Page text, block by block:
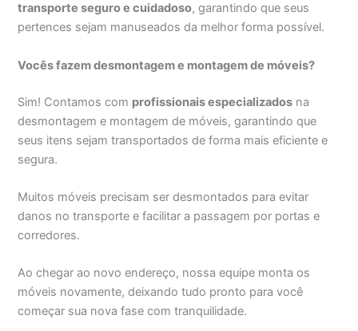
transporte seguro e cuidadoso, garantindo que seus
pertences sejam manuseados da melhor forma possível.
Vocês fazem desmontagem e montagem de móveis?
Sim! Contamos com profissionais especializados na
desmontagem e montagem de móveis, garantindo que
seus itens sejam transportados de forma mais eficiente e
segura.
Muitos móveis precisam ser desmontados para evitar
danos no transporte e facilitar a passagem por portas e
corredores.
Ao chegar ao novo endereço, nossa equipe monta os
móveis novamente, deixando tudo pronto para você
começar sua nova fase com tranquilidade.